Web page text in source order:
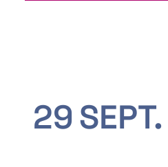
29SEPT.